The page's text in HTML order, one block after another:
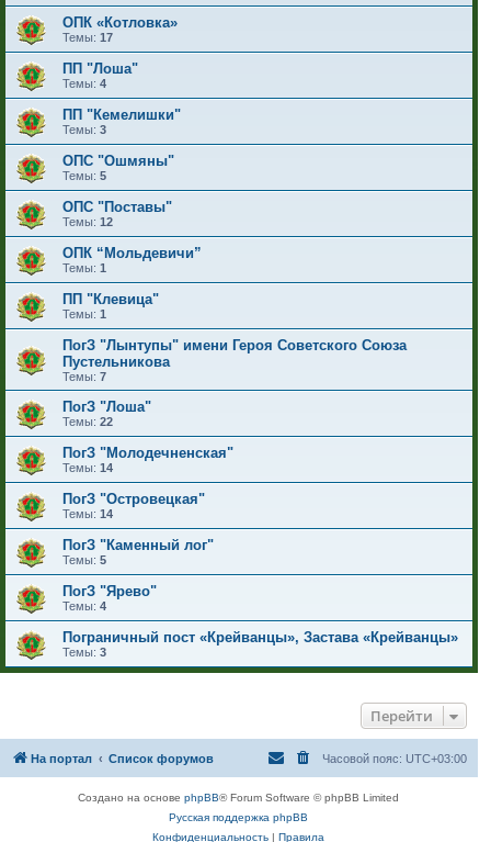
ОПК «Котловка»
Темы: 17
ПП "Лоша"
Темы: 4
ПП "Кемелишки"
Темы: 3
ОПС "Ошмяны"
Темы: 5
ОПС "Поставы"
Темы: 12
ОПК “Мольдевичи”
Темы: 1
ПП "Клевица"
Темы: 1
ПогЗ "Лынтупы" имени Героя Советского Союза
Пустельникова
Темы: 7
ПогЗ "Лоша"
Темы: 22
ПогЗ "Молодечненская"
Темы: 14
ПогЗ "Островецкая"
Темы: 14
ПогЗ "Каменный лог"
Темы: 5
ПогЗ "Ярево"
Темы: 4
Пограничный пост «Крейванцы», Застава «Крейванцы»
Темы: 3
Перейти
На портал Список форумов Часовой пояс: UTC+03:00
Создано на основеphpBB® Forum Software © phpBB Limited
Русская поддержка phpBB
Конфиденциальность
Правила